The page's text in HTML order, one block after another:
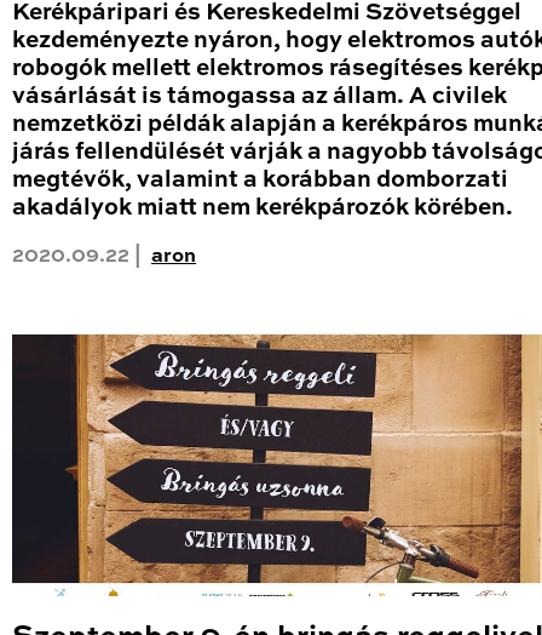
Kerékpáripari és Kereskedelmi Szövetséggel
kezdeményezte nyáron, hogy elektromos
robogók mellett elektromos rásegítéses
vásárlását is támogassa az állam. A civilek
nemzetközi példák alapján a kerékpáros
járás fellendülését várják a nagyobb
megtévők, valamint a korábban domborzati
akadályok miatt nem kerékpározók körében.
2020.09.22 | aron